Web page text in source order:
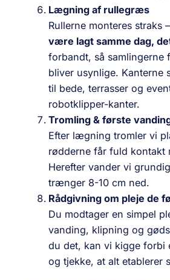
Lægning af rullegræs
Rullerne monteres straks –
være lagt samme dag,
forbandt, så samlingerne
bliver usynlige.
til bede, terrasser og
robotklipper-kanter.
Tromling & første
Efter lægning tromler vi
rødderne får fuld kontakt
Herefter vander vi
trænger 8-10 cm ned.
Rådgivning om pleje de
Du modtager en simpel
vanding, klipning og
du det, kan vi kigge forbi
og tjekke, at alt etablerer